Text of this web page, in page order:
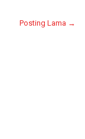
Posting Lama →